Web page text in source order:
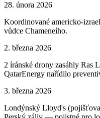
28. února 2026
Koordinované americko-
vůdce Chameneího.
2. března 2026
2 íránské drony zasáhly Ras
QatarEnergy nařídilo
3. března 2026
Londýnský Lloyd's